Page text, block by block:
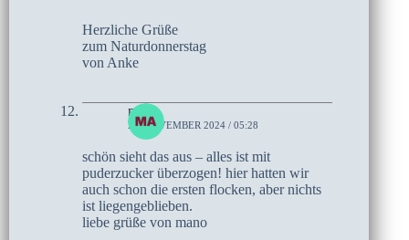
Herzliche Grüße
zum Naturdonnerstag
von Anke
mano
21. NOVEMBER 2024 / 05:28
schön sieht das aus – alles ist mit
puderzucker überzogen! hier hatten wir
auch schon die ersten flocken, aber nichts
ist liegengeblieben.
liebe grüße von mano